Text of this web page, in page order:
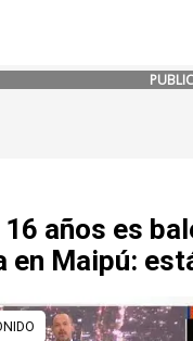
años es
en Maipú: